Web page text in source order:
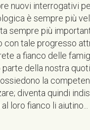
nuovi interrogativi
è sempre più
sempre più
con tale progresso
a fianco delle
parte della nostra
la
diventa quindi
loro fianco li aiutino...